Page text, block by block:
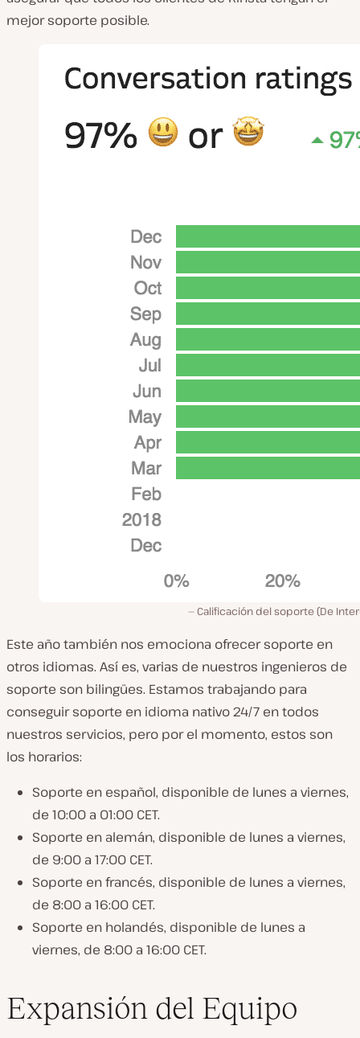
mejor soporte posible.
Calificación del soporte (De
Este año también nos emociona ofrecer soporte en
otros idiomas. Así es, varias de nuestros ingenieros de
soporte son bilingües. Estamos trabajando para
conseguir soporte en idioma nativo 24/7 en todos
nuestros servicios, pero por el momento, estos son
los horarios:
Soporte en español, disponible de lunes a viernes,
de 10:00 a 01:00 CET.
Soporte en alemán, disponible de lunes a viernes,
de 9:00 a 17:00 CET.
Soporte en francés, disponible de lunes a viernes,
de 8:00 a 16:00 CET.
Soporte en holandés, disponible de lunes a
viernes, de 8:00 a 16:00 CET.
Expansión del Equipo